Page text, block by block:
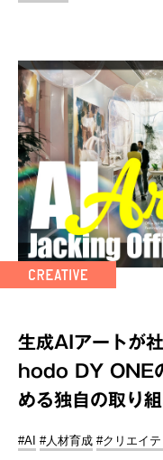
生成AIアートが
hodo DY ONE
める独自の取り
#AI #人材育成 #クリエイ